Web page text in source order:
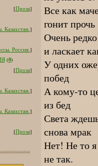
[Проза]
Казахстан.]
Россия.]
(0)
[Проза]
Казахстан.]
Казахстан.]
[Проза]
Все как
гонит прочь
Очень
и ласкает
У одних
побед
А кому-то
из бед
Света
снова мрак
Нет! Не то
не так.